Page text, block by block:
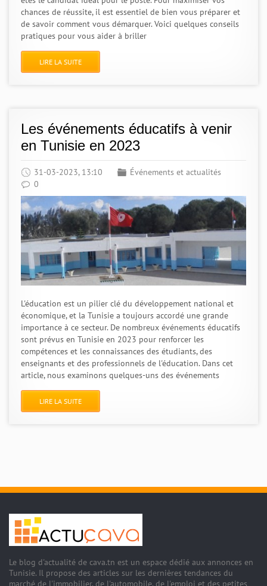
chances de réussite, il est essentiel de bien vous préparer et
de savoir comment vous démarquer. Voici quelques conseils
pratiques pour vous aider à briller
LIRE LA SUITE
Les événements éducatifs à venir
en Tunisie en 2023
31-03-2023, 13:10
Événements et actualités
0
L'éducation est un pilier clé du développement national et
économique, et la Tunisie a toujours accordé une grande
importance à ce secteur. De nombreux événements éducatifs
sont prévus en Tunisie en 2023 pour renforcer les
compétences et les connaissances des étudiants, des
enseignants et des professionnels de l'éducation. Dans cet
article, nous examinons quelques-uns des événements
LIRE LA SUITE
Le blog d'actualité de cava.tn est un espace dédié aux annonces en
Tunisie. Il propose des articles sur les dernières tendances du
marché de l'immobilier, de l'automobile, de l'emploi et des petites